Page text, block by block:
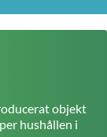
objekt
hushållen i